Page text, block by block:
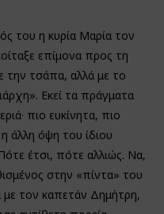
του η κυρία Μαρία τον
επίμονα προς τη
την τσάπα, αλλά με το
Εκεί τα πράγματα
πιο ευκίνητα, πιο
άλλη όψη του ίδιου
έτσι, πότε αλλιώς. Να,
στην «πίντα» του
με τον καπετάν Δημήτρη,